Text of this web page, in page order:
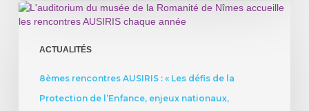
ACTUALITÉS
8èmes
rencontres
8èmes rencontres AUSIRIS : « Les défis de la
Protection de l’Enfance, enjeux nationaux,